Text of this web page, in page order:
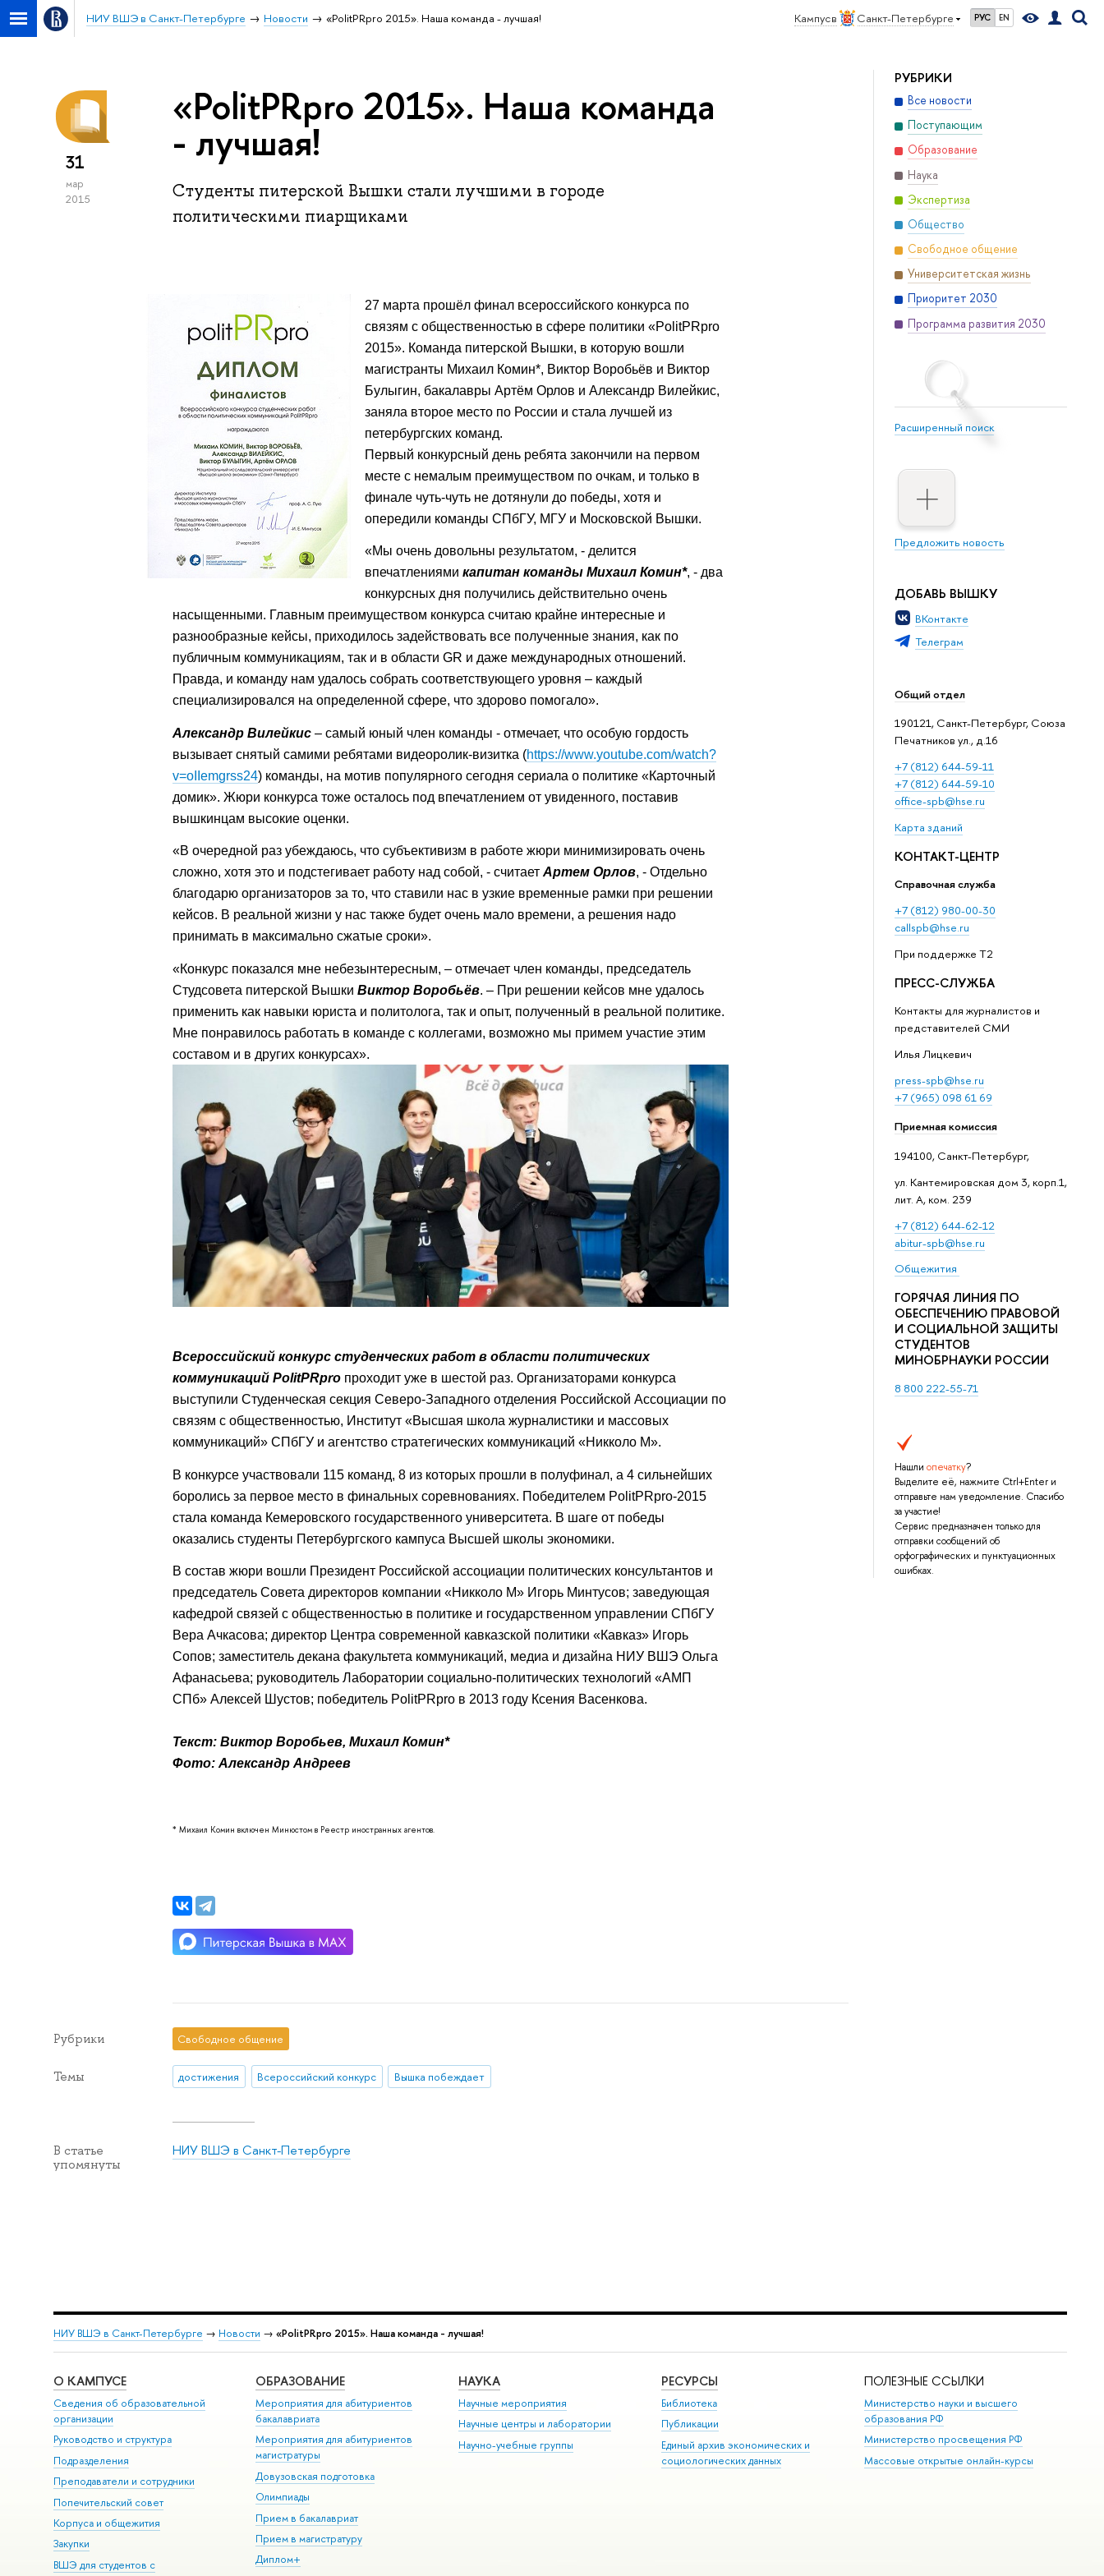
Кампус в Санкт-Петербурге РУС EN
НИУ ВШЭ в Санкт-Петербурге Новости «PolitPRpro 2015». Наша команда - лучшая!
РУБРИКИ
Все новости
Поступающим
Образование
Наука
Экспертиза
Общество
Свободное общение
Университетская жизнь
Приоритет 2030
Программа развития 2030
Расширенный поиск
Предложить новость
ДОБАВЬ ВЫШКУ
ВКонтакте
Телеграм
Общий отдел
190121, Санкт-Петербург, Союза
Печатников ул., д.16
+7 (812) 644-59-11
+7 (812) 644-59-10
office-spb@hse.ru
Карта зданий
КОНТАКТ-ЦЕНТР
Справочная служба
+7 (812) 980-00-30
callspb@hse.ru
При поддержке T2
ПРЕСС-СЛУЖБА
Контакты для журналистов и
представителей СМИ
Илья Лицкевич
press-spb@hse.ru
+7 (965) 098 61 69
Приемная комиссия
194100, Санкт-Петербург,
ул. Кантемировская дом 3, корп.1,
лит. А, ком. 239
+7 (812) 644-62-12
abitur-spb@hse.ru
Общежития
ГОРЯЧАЯ ЛИНИЯ ПО
ОБЕСПЕЧЕНИЮ ПРАВОВОЙ
И СОЦИАЛЬНОЙ ЗАЩИТЫ
СТУДЕНТОВ
МИНОБРНАУКИ РОССИИ
8 800 222-55-71
Нашли опечатку?
Выделите её, нажмите Ctrl+Enter и
отправьте нам уведомление. Спасибо
за участие!
Сервис предназначен только для
отправки сообщений об
орфографических и пунктуационных
ошибках.
31
мар
2015
«PolitPRpro 2015». Наша команда
- лучшая!
Студенты питерской Вышки стали лучшими в городе
политическими пиарщиками
27 марта прошёл финал всероссийского конкурса по
связям с общественностью в сфере политики «PolitPRpro
2015». Команда питерской Вышки, в которую вошли
магистранты Михаил Комин*, Виктор Воробьёв и Виктор
Булыгин, бакалавры Артём Орлов и Александр Вилейкис,
заняла второе место по России и стала лучшей из
петербургских команд.
Первый конкурсный день ребята закончили на первом
месте с немалым преимуществом по очкам, и только в
финале чуть-чуть не дотянули до победы, хотя и
опередили команды СПбГУ, МГУ и Московской Вышки.
«Мы очень довольны результатом, - делится
впечатлениями капитан команды Михаил Комин*, - два
конкурсных дня получились действительно очень
насыщенными. Главным преимуществом конкурса считаю крайне интересные и
разнообразные кейсы, приходилось задействовать все полученные знания, как по
публичным коммуникациям, так и в области GR и даже международных отношений.
Правда, и команду нам удалось собрать соответствующего уровня – каждый
специализировался на определенной сфере, что здорово помогало».
Александр Вилейкис– самый юный член команды - отмечает, что особую гордость
вызывает снятый самими ребятами видеоролик-визитка (https://www.youtube.com/watch?
v=oIIemgrss24) команды, на мотив популярного сегодня сериала о политике «Карточный
домик». Жюри конкурса тоже осталось под впечатлением от увиденного, поставив
вышкинцам высокие оценки.
«В очередной раз убеждаюсь, что субъективизм в работе жюри минимизировать очень
сложно, хотя это и подстегивает работу над собой, - считает Артем Орлов, - Отдельно
благодарю организаторов за то, что ставили нас в узкие временные рамки при решении
кейсов. В реальной жизни у нас также будет очень мало времени, а решения надо
принимать в максимально сжатые сроки».
«Конкурс показался мне небезынтересным, – отмечает член команды, председатель
Студсовета питерской Вышки Виктор Воробьёв. – При решении кейсов мне удалось
применить как навыки юриста и политолога, так и опыт, полученный в реальной политике.
Мне понравилось работать в команде с коллегами, возможно мы примем участие этим
составом и в других конкурсах».
Всероссийский конкурс студенческих работ в области политических
коммуникаций PolitPRpro проходит уже в шестой раз. Организаторами конкурса
выступили Студенческая секция Северо-Западного отделения Российской Ассоциации по
связям с общественностью, Институт «Высшая школа журналистики и массовых
коммуникаций» СПбГУ и агентство стратегических коммуникаций «Никколо М».
В конкурсе участвовали 115 команд, 8 из которых прошли в полуфинал, а 4 сильнейших
боролись за первое место в финальных соревнованиях. Победителем PolitPRpro-2015
стала команда Кемеровского государственного университета. В шаге от победы
оказались студенты Петербургского кампуса Высшей школы экономики.
В состав жюри вошли Президент Российской ассоциации политических консультантов и
председатель Совета директоров компании «Никколо М» Игорь Минтусов; заведующая
кафедрой связей с общественностью в политике и государственном управлении СПбГУ
Вера Ачкасова; директор Центра современной кавказской политики «Кавказ» Игорь
Сопов; заместитель декана факультета коммуникаций, медиа и дизайна НИУ ВШЭ Ольга
Афанасьева; руководитель Лаборатории социально-политических технологий «АМП
СПб» Алексей Шустов; победитель PolitPRpro в 2013 году Ксения Васенкова.
Текст: Виктор Воробьев, Михаил Комин*
Фото: Александр Андреев
* Михаил Комин включен Минюстом в Реестр иностранных агентов.
Рубрики Свободное общение
Темы достижения Всероссийский конкурс Вышка побеждает
В статье
упомянуты
НИУ ВШЭ в Санкт-Петербурге
НИУ ВШЭ в Санкт-Петербурге → Новости → «PolitPRpro 2015». Наша команда - лучшая!
О КАМПУСЕ
Сведения об образовательной
организации
Руководство и структура
Подразделения
Преподаватели и сотрудники
Попечительский совет
Корпуса и общежития
Закупки
ВШЭ для студентов с
ОБРАЗОВАНИЕ
Мероприятия для абитуриентов
бакалавриата
Мероприятия для абитуриентов
магистратуры
Довузовская подготовка
Олимпиады
Прием в бакалавриат
Прием в магистратуру
Диплом+
НАУКА
Научные мероприятия
Научные центры и лаборатории
Научно-учебные группы
РЕСУРСЫ
Библиотека
Публикации
Единый архив экономических и
социологических данных
ПОЛЕЗНЫЕ ССЫЛКИ
Министерство науки и высшего
образования РФ
Министерство просвещения РФ
Массовые открытые онлайн-курсы